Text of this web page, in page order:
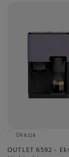
Okazja
OUTLET 6592 -